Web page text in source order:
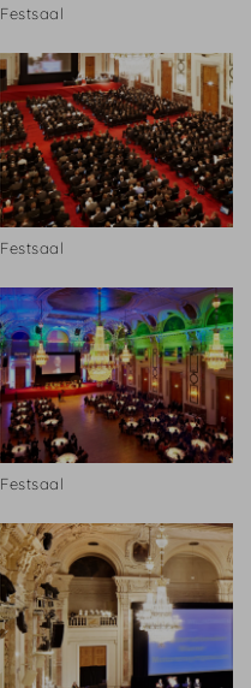
Festsaal
Festsaal
Festsaal